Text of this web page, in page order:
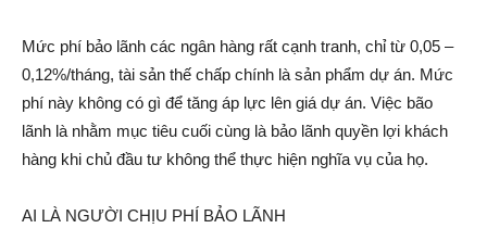
Mức phí bảo lãnh các ngân hàng rất cạnh tranh, chỉ từ 0,05 –
0,12%/tháng, tài sản thế chấp chính là sản phẩm dự án. Mức
phí này không có gì để tăng áp lực lên giá dự án. Việc bão
lãnh là nhằm mục tiêu cuối cùng là bảo lãnh quyền lợi khách
hàng khi chủ đầu tư không thể thực hiện nghĩa vụ của họ.
AI LÀ NGƯỜI CHỊU PHÍ BẢO LÃNH